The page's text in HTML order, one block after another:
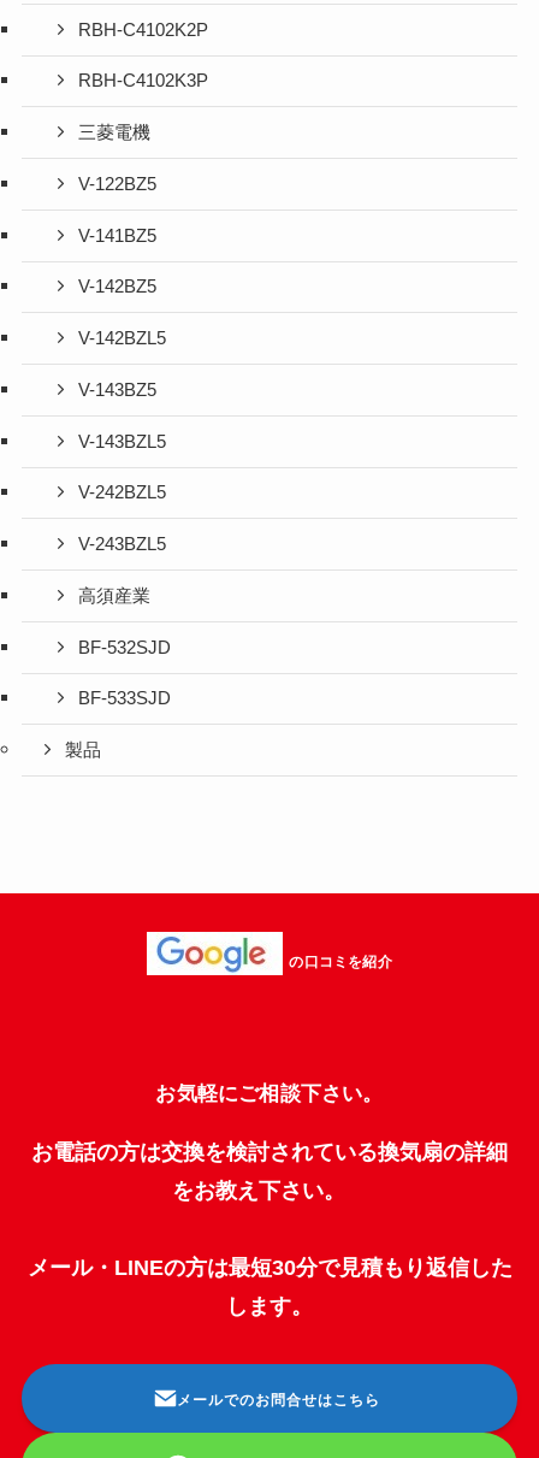
RBH-C4102K2P
RBH-C4102K3P
三菱電機
V-122BZ5
V-141BZ5
V-142BZ5
V-142BZL5
V-143BZ5
V-143BZL5
V-242BZL5
V-243BZL5
高須産業
BF-532SJD
BF-533SJD
製品
の口コミを紹介
お気軽にご相談下さい。
お電話の方は交換を検討されている換気扇の詳細
をお教え下さい。
メール・LINEの方は最短30分で見積もり返信した
します。
メールでのお問合せはこちら